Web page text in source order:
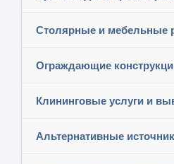
Столярные и мебельные
Ограждающие
Клининговые услуги и
Альтернативные